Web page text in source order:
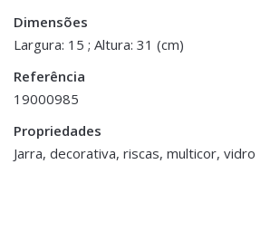
Dimensões
Largura: 15 ; Altura: 31 (cm)
Referência
19000985
Propriedades
Jarra, decorativa, riscas, multicor, vidro
Dimensões